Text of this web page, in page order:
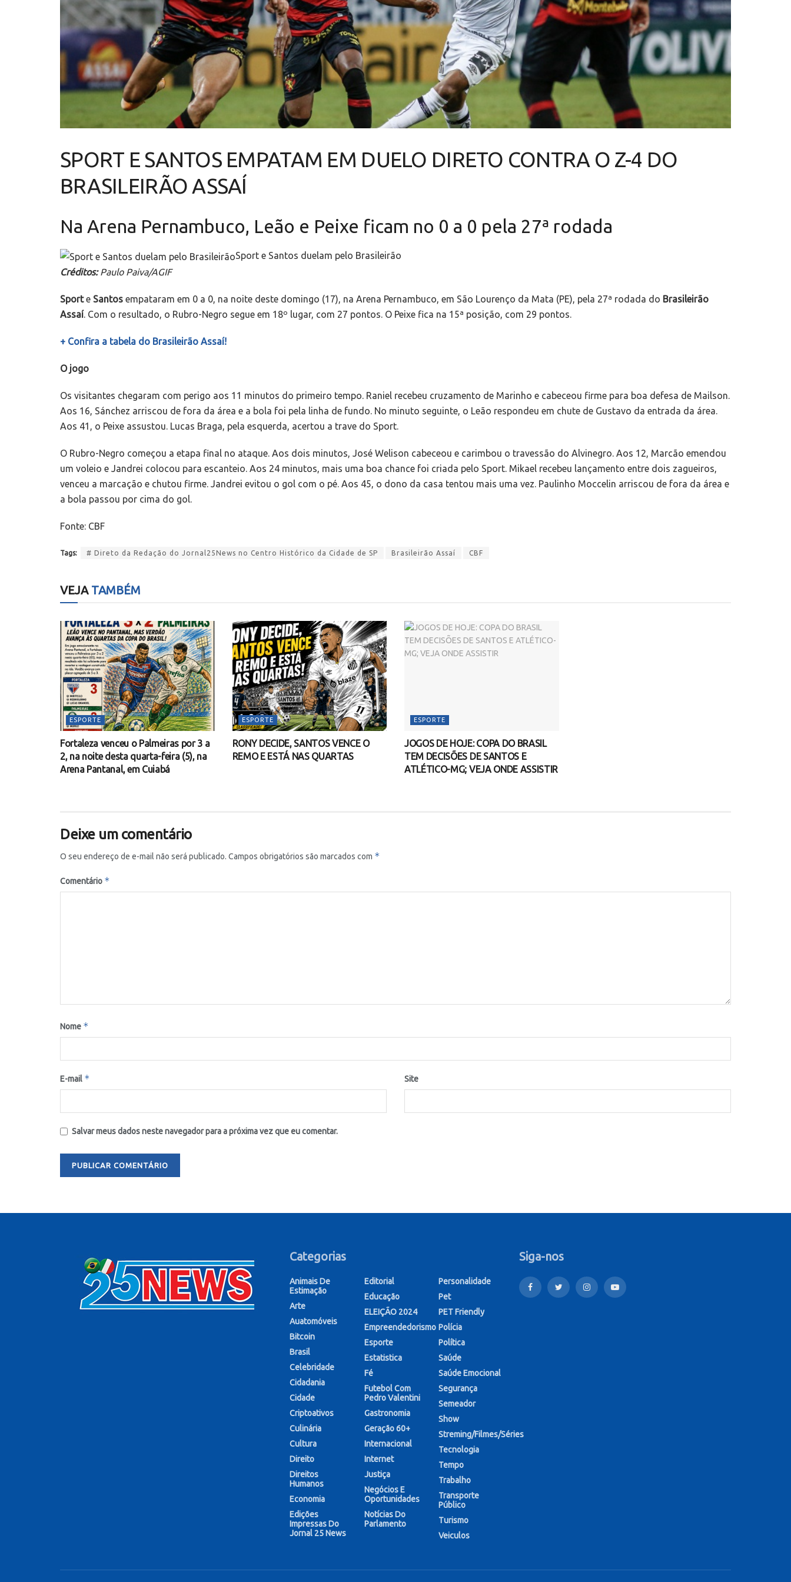
SPORT E SANTOS EMPATAM EM DUELO DIRETO CONTRA O Z-4 DO
BRASILEIRÃO ASSAÍ
Na Arena Pernambuco, Leão e Peixe ficam no 0 a 0 pela 27ª rodada
Sport e Santos duelam pelo Brasileirão
Créditos:Paulo Paiva/AGIF
Sporte Santos empataram em 0 a 0, na noite deste domingo (17), na Arena Pernambuco, em São Lourenço da Mata (PE), pela 27ª rodada do Brasileirão
Assaí. Com o resultado, o Rubro-Negro segue em 18º lugar, com 27 pontos. O Peixe fica na 15ª posição, com 29 pontos.
+ Confira a tabela do Brasileirão Assaí!
O jogo
Os visitantes chegaram com perigo aos 11 minutos do primeiro tempo. Raniel recebeu cruzamento de Marinho e cabeceou firme para boa defesa de Mailson.
Aos 16, Sánchez arriscou de fora da área e a bola foi pela linha de fundo. No minuto seguinte, o Leão respondeu em chute de Gustavo da entrada da área.
Aos 41, o Peixe assustou. Lucas Braga, pela esquerda, acertou a trave do Sport.
O Rubro-Negro começou a etapa final no ataque. Aos dois minutos, José Welison cabeceou e carimbou o travessão do Alvinegro. Aos 12, Marcão emendou
um voleio e Jandrei colocou para escanteio. Aos 24 minutos, mais uma boa chance foi criada pelo Sport. Mikael recebeu lançamento entre dois zagueiros,
venceu a marcação e chutou firme. Jandrei evitou o gol com o pé. Aos 45, o dono da casa tentou mais uma vez. Paulinho Moccelin arriscou de fora da área e
a bola passou por cima do gol.
Fonte: CBF
Tags: # Direto da Redação do Jornal25News no Centro Histórico da Cidade de SP Brasileirão Assaí CBF
VEJATAMBÉM
ESPORTE
Fortaleza venceu o Palmeiras por 3 a
2, na noite desta quarta-feira (5), na
Arena Pantanal, em Cuiabá
ESPORTE
RONY DECIDE, SANTOS VENCE O
REMO E ESTÁ NAS QUARTAS
ESPORTE
JOGOS DE HOJE: COPA DO BRASIL
TEM DECISÕES DE SANTOS E
ATLÉTICO-MG; VEJA ONDE ASSISTIR
Deixe um comentário
O seu endereço de e-mail não será publicado. Campos obrigatórios são marcados com *
Comentário *
Nome *
E-mail * Site
Salvar meus dados neste navegador para a próxima vez que eu comentar.
Categorias
Animais De
Estimação
Arte
Auatomóveis
Bitcoin
Brasil
Celebridade
Cidadania
Cidade
Criptoativos
Culinária
Cultura
Direito
Direitos
Humanos
Economia
Edições
Impressas Do
Jornal 25 News
Editorial
Educação
ELEIÇÃO 2024
Empreendedorismo
Esporte
Estatistica
Fé
Futebol Com
Pedro Valentini
Gastronomia
Geração 60+
Internacional
Internet
Justiça
Negócios E
Oportunidades
Notícias Do
Parlamento
Personalidade
Pet
PET Friendly
Polícia
Política
Saúde
Saúde Emocional
Segurança
Semeador
Show
Streming/Filmes/Séries
Tecnologia
Tempo
Trabalho
Transporte
Público
Turismo
Veiculos
Siga-nos